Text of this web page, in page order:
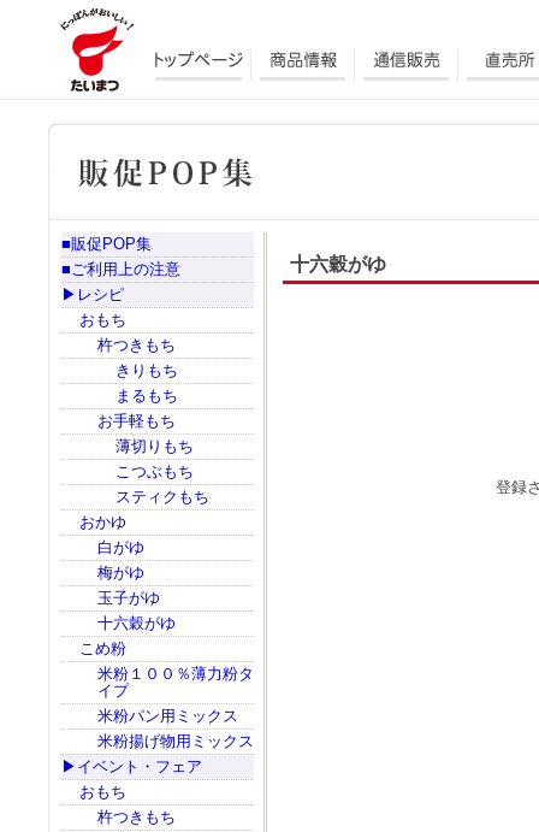
■販促POP集
■ご利用上の注意
▶レシピ
おもち
杵つきもち
きりもち
まるもち
お手軽もち
薄切りもち
こつぶもち
スティクもち
おかゆ
白がゆ
梅がゆ
玉子がゆ
十六穀がゆ
こめ粉
米粉１００％薄力粉タ
イプ
米粉パン用ミックス
米粉揚げ物用ミックス
▶イベント・フェア
おもち
杵つきもち
十六穀がゆ
登録